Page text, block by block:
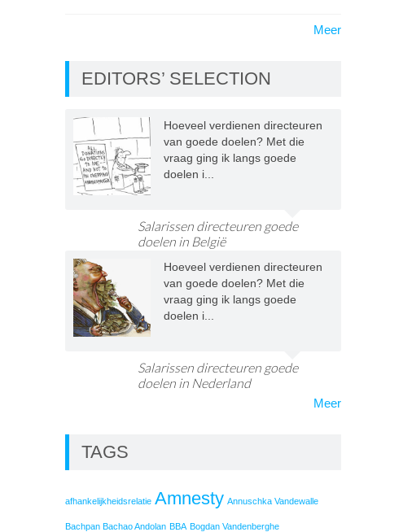
Meer
EDITORS’ SELECTION
Hoeveel verdienen directeuren
van goede doelen? Met die
vraag ging ik langs goede
doelen i...
Salarissen directeuren goede
doelen in België
Hoeveel verdienen directeuren
van goede doelen? Met die
vraag ging ik langs goede
doelen i...
Salarissen directeuren goede
doelen in Nederland
Meer
TAGS
afhankelijkheidsrelatie Amnesty Annuschka Vandewalle
Bachpan Bachao Andolan BBA Bogdan Vandenberghe